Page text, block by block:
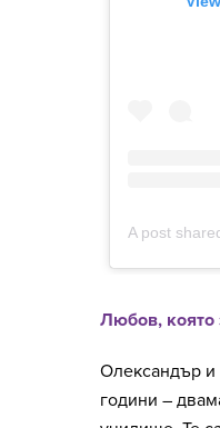
Любов, която
Олександър и
години –